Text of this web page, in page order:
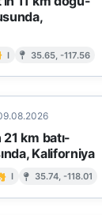
I 35.65, -117.56
km batı-
Kaliforniya
I 35.74, -118.01